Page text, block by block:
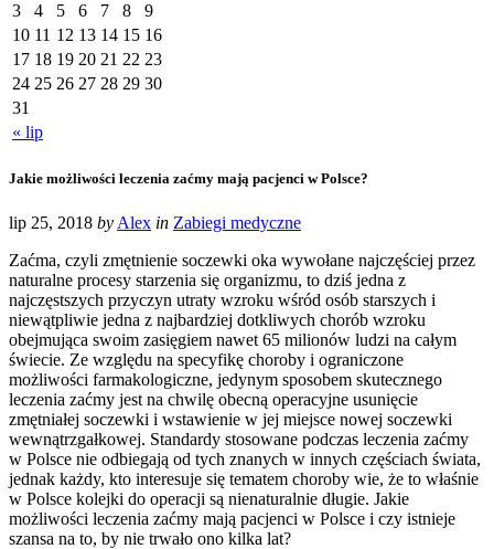
« lip
3
4 5 6 7 8
9
10 11 12 13 14 15 16
17 18 19 20 21 22 23
24 25 26 27 28 29 30
31
Jakie możliwości leczenia zaćmy mają pacjenci w Polsce?
lip 25, 2018 by Alex in Zabiegi medyczne
Zaćma, czyli zmętnienie soczewki oka wywołane najczęściej przez
naturalne procesy starzenia się organizmu, to dziś jedna z
najczęstszych przyczyn utraty wzroku wśród osób starszych i
niewątpliwie jedna z najbardziej dotkliwych chorób wzroku
obejmująca swoim zasięgiem nawet 65 milionów ludzi na całym
świecie. Ze względu na specyfikę choroby i ograniczone
możliwości farmakologiczne, jedynym sposobem skutecznego
leczenia zaćmy jest na chwilę obecną operacyjne usunięcie
zmętniałej soczewki i wstawienie w jej miejsce nowej soczewki
wewnątrzgałkowej. Standardy stosowane podczas leczenia zaćmy
w Polsce nie odbiegają od tych znanych w innych częściach świata,
jednak każdy, kto interesuje się tematem choroby wie, że to właśnie
w Polsce kolejki do operacji są nienaturalnie długie. Jakie
możliwości leczenia zaćmy mają pacjenci w Polsce i czy istnieje
szansa na to, by nie trwało ono kilka lat?